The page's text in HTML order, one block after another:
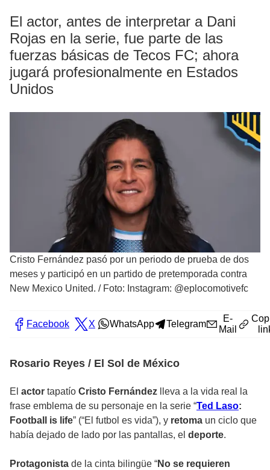
El actor, antes de interpretar a Dani
Rojas en la serie, fue parte de las
fuerzas básicas de Tecos FC; ahora
jugará profesionalmente en Estados
Unidos
Cristo Fernández pasó por un periodo de prueba de dos
meses y participó en un partido de pretemporada contra
New Mexico United. / Foto: Instagram: @eplocomotivefc
Facebook X WhatsApp Telegram
E-
Mail
Rosario Reyes / El Sol de México
El actor tapatío Cristo Fernández
lleva a la vida real la
frase emblema de su personaje en la serie “Ted Laso:
Football is life” (“El futbol es vida”), y retoma un ciclo que
había dejado de lado por las pantallas, el deporte.
Protagonista de la cinta bilingüe “No se requieren